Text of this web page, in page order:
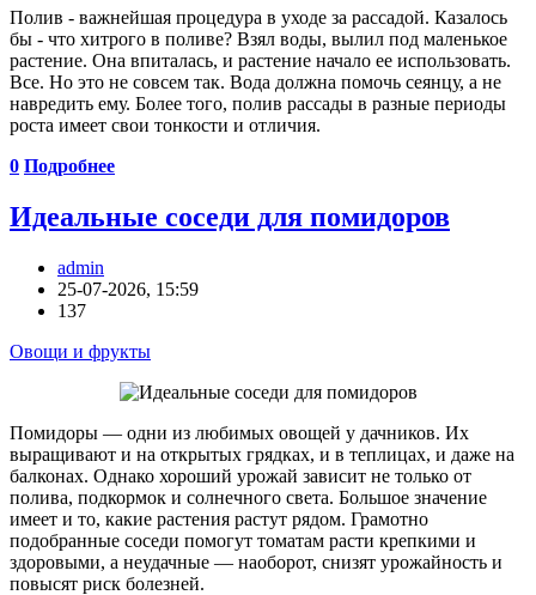
Полив - важнейшая процедура в уходе за рассадой. Казалось
бы - что хитрого в поливе? Взял воды, вылил под маленькое
растение. Она впиталась, и растение начало ее использовать.
Все. Но это не совсем так. Вода должна помочь сеянцу, а не
навредить ему. Более того, полив рассады в разные периоды
роста имеет свои тонкости и отличия.
0 Подробнее
Идеальные соседи для помидоров
admin
25-07-2026, 15:59
137
Овощи и фрукты
Помидоры — одни из любимых овощей у дачников. Их
выращивают и на открытых грядках, и в теплицах, и даже на
балконах. Однако хороший урожай зависит не только от
полива, подкормок и солнечного света. Большое значение
имеет и то, какие растения растут рядом. Грамотно
подобранные соседи помогут томатам расти крепкими и
здоровыми, а неудачные — наоборот, снизят урожайность и
повысят риск болезней.